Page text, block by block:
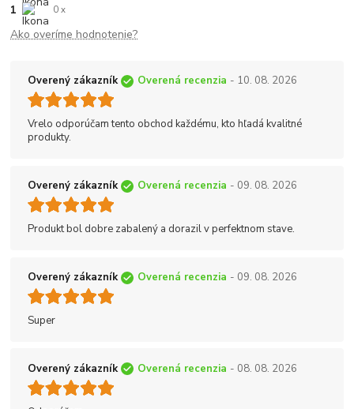
1 0 x
Ako overíme hodnotenie?
Overený zákazník Overená recenzia - 10. 08. 2026
Vrelo odporúčam tento obchod každému, kto hľadá kvalitné
produkty.
Overený zákazník Overená recenzia - 09. 08. 2026
Produkt bol dobre zabalený a dorazil v perfektnom stave.
Overený zákazník Overená recenzia - 09. 08. 2026
Super
Overený zákazník Overená recenzia - 08. 08. 2026